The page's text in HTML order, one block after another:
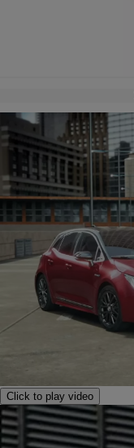
Click to play video